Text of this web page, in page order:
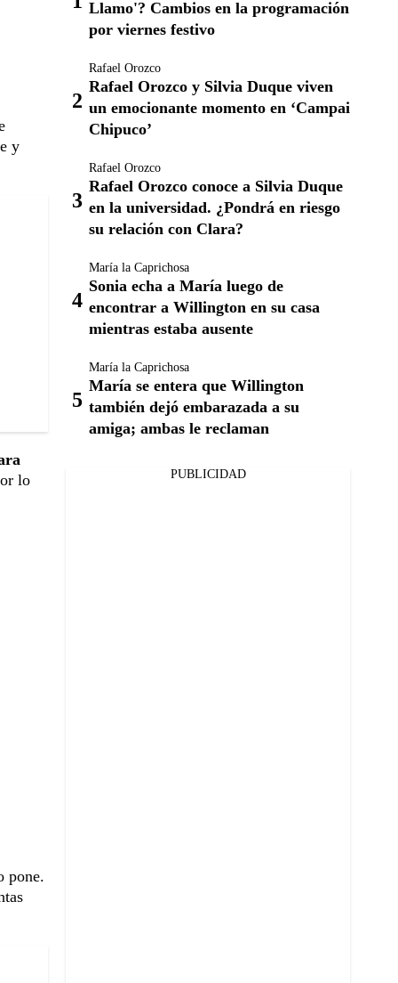
y
lo
pone.
Llamo'? Cambios en la programación
por viernes festivo
Rafael Orozco
Rafael Orozco y Silvia Duque viven
un emocionante momento en ‘Campai
Chipuco’
Rafael Orozco
Rafael Orozco conoce a Silvia Duque
en la universidad. ¿Pondrá en riesgo
su relación con Clara?
María la Caprichosa
Sonia echa a María luego de
encontrar a Willington en su casa
mientras estaba ausente
María la Caprichosa
María se entera que Willington
también dejó embarazada a su
amiga; ambas le reclaman
PUBLICIDAD